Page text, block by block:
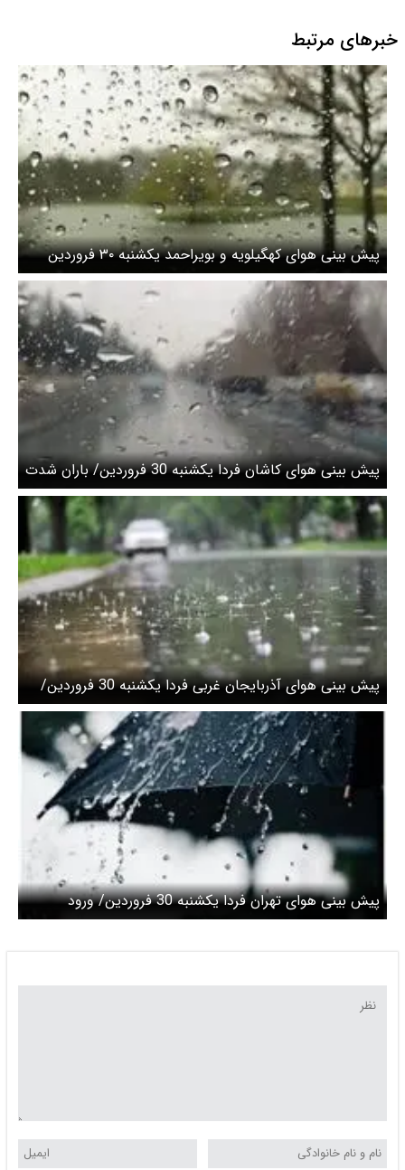
خبرهای مرتبط
پیش بینی هوای کهگیلویه و بویراحمد یکشنبه ۳۰ فروردین
۱۴۰۵/ تندباد و رعد و برق در راه است
پیش بینی هوای کاشان فردا یکشنبه 30 فروردین/ باران شدت
می گیرد
پیش بینی هوای آذربایجان غربی فردا یکشنبه 30 فروردین/
بارش برف و باران در راه است
پیش بینی هوای تهران فردا یکشنبه 30 فروردین/ ورود
سامانه بارشی و کاهش دما